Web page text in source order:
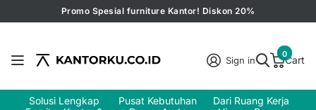
Promo Spesial furniture Kantor! Diskon 20%
Sign in Cart
0
Solusi Lengkap
Pusat Kebutuhan
Dari Ruang Kerja